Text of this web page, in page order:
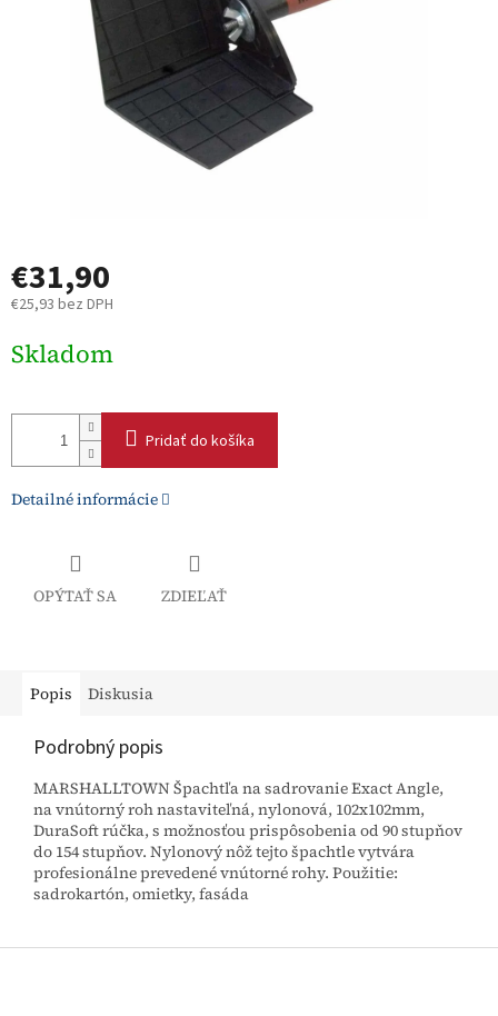
€31,90
€25,93 bez DPH
cena:
Skladom
Pridať do košíka
Detailné informácie
OPÝTAŤ SA ZDIEĽAŤ
Popis Diskusia
Podrobný popis
MARSHALLTOWN Špachtľa na sadrovanie Exact Angle,
na vnútorný roh nastaviteľná, nylonová, 102x102mm,
DuraSoft rúčka, s možnosťou prispôsobenia od 90 stupňov
do 154 stupňov. Nylonový nôž tejto špachtle vytvára
profesionálne prevedené vnútorné rohy. Použitie:
sadrokartón, omietky, fasáda
Z